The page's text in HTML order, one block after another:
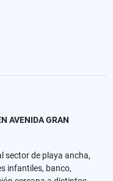
AVENIDA GRAN
sector de playa ancha,
infantiles, banco,